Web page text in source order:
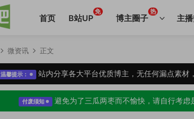
首页 B站UP
免
博主圈子
热
主
微资讯 正文
温馨提示： 站内分享各大平台优质博主，无任何漏点素材
付废须知 避免为了三瓜两枣而不愉快，请自行考虑